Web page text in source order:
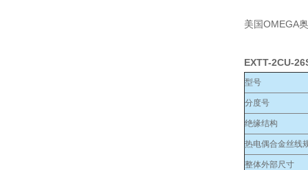
美国OMEGA
EXTT-2CU-
型号
分度号
绝缘结构
热电偶合金丝线
整体外部尺寸